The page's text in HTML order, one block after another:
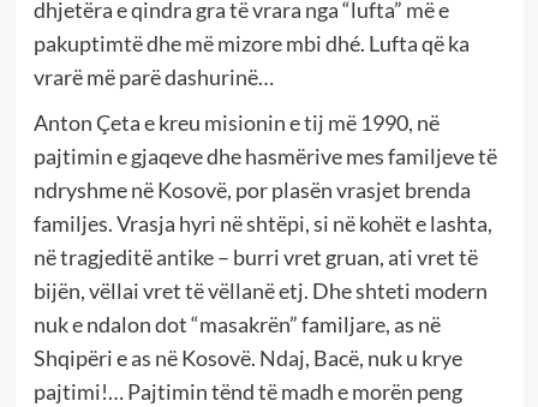
dhjetëra e qindra gra të vrara nga “lufta” më e
pakuptimtë dhe më mizore mbi dhé. Lufta që ka
vrarë më parë dashurinë…
Anton Çeta e kreu misionin e tij më 1990, në
pajtimin e gjaqeve dhe hasmërive mes familjeve të
ndryshme në Kosovë, por plasën vrasjet brenda
familjes. Vrasja hyri në shtëpi, si në kohët e lashta,
në tragjeditë antike – burri vret gruan, ati vret të
bijën, vëllai vret të vëllanë etj. Dhe shteti modern
nuk e ndalon dot “masakrën” familjare, as në
Shqipëri e as në Kosovë. Ndaj, Bacë, nuk u krye
pajtimi!… Pajtimin tënd të madh e morën peng